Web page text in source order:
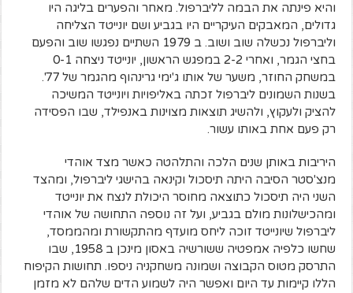
והיא פינתה את הבמה לליברפול. מאחר והפערים בליגה היו
גדולים, המאבקים העיקריים היו בגביע ושם יונייטד הצליחה
וליברפול נכשלה שוב ושוב. ב 1979 השתיים נפגשו שוב והפעם
בחצי הגמר, ואחרי 2-2 במפגש הראשון, יונייטד ניצחה 0-1
במשחק החוזר, משער של אותו ג'ימי גרינהוף מהגמר של 77'.
בשנות השמונים ליברפול זכתה באליפויות ויונייטד המשיכה
להציק ולעקוץ, ולהשיג תוצאות מצוינות באנפילד, שבו הפסידה
רק פעם אחת באותו עשור.
היריבות באותן שנים הלכה והתלהטה כאשר מצד אוהדי
מנצ'סטר הסיבה היתה תיסכול וקינאה בהישגי ליברפול, ומהצד
השני היה תיסכול כתוצאה מחוסר היכולת לנצח את יונייטד
ומהכישלונות מולם בגביע, ועל זה נוספה התחושה של אוהדי
ליברפול שיונייטד זוכה ליחס מועדף מהתקשורת ומהממסד,
שחשו כלפיה אמפטיה ששורשיה באסון מינכן ב 1958, שבו
התרסק מטוס הקבוצה ושמונה משחקניה ניספו. תחושות הקיפוח
הללו קיימות עד היום ואפשר היה לשמוע הדים שלהם לא מזמן